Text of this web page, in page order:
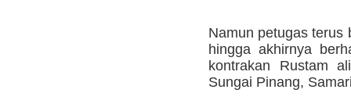
Namun petugas terus
hingga akhirnya
kontrakan Rustam
Sungai Pinang,